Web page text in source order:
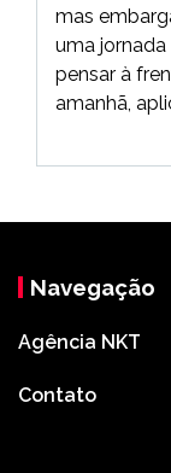
mas
uma
pensar à
amanhã,
Navegação
Agência NKT
Contato